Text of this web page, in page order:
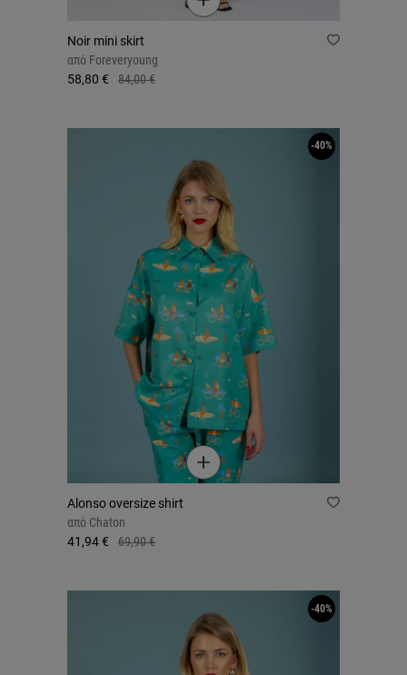
Noir mini skirt
από Foreveryoung
58,80 €
84,00 €
Alonso oversize shirt
από Chaton
41,94 €
69,90 €
-40%
-40%